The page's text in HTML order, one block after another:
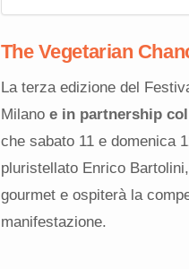
The Vegetarian
La terza edizione del
Milano e in partnership
che sabato 11 e domenica
pluristellato Enrico
gourmet e ospiterà la
manifestazione.